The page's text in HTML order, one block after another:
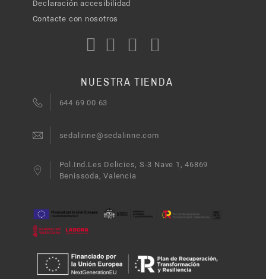
Declaración accesibilidad
Contacte con nosotros
NUESTRA TIENDA
644 69 00 63
sedalinne@sedalinne.com
Pol.Ind.Les Delicies, S-3 Nave 1, 46869
Benissoda, Valencia